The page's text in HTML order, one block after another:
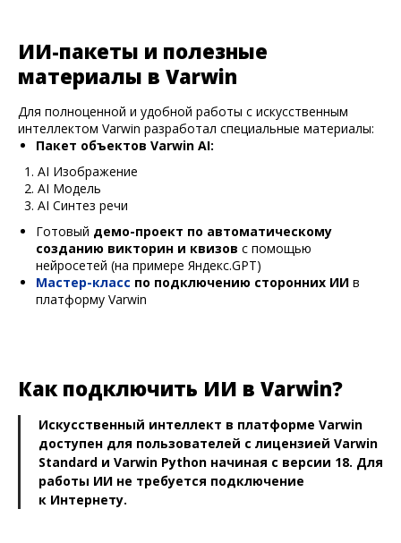
ИИ-пакеты и полезные
материалы в Varwin
Для полноценной и удобной работы с искусственным
интеллектом Varwin разработал специальные материалы:
Пакет объектов Varwin AI:
AI Изображение
AI Модель
AI Синтез речи
Готовый демо-проект по автоматическому
созданию викторин и квизов с помощью
нейросетей (на примере Яндекс.GPT)
Мастер-класс по подключению сторонних ИИ в
платформу Varwin
Как подключить ИИ в Varwin?
Искусственный интеллект в платформе Varwin
доступен для пользователей с лицензией Varwin
Standard и Varwin Python начиная с версии 18. Для
работы ИИ не требуется подключение
к Интернету.